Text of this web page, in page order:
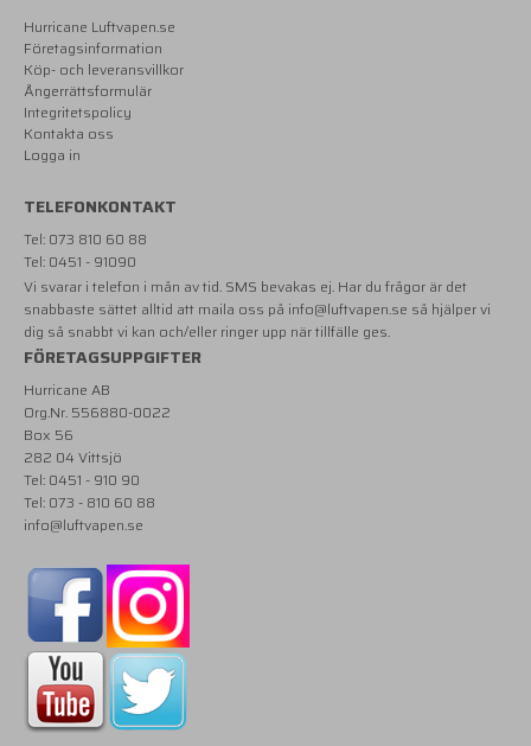
Hurricane Luftvapen.se
Företagsinformation
Köp- och leveransvillkor
Ångerrättsformulär
Integritetspolicy
Kontakta oss
Logga in
TELEFONKONTAKT
Tel: 073 810 60 88
Tel: 0451 - 91090
Vi svarar i telefon i mån av tid. SMS bevakas ej. Har du frågor är det
snabbaste sättet alltid att maila oss på info@luftvapen.se så hjälper vi
dig så snabbt vi kan och/eller ringer upp när tillfälle ges.
FÖRETAGSUPPGIFTER
Hurricane AB
Org.Nr. 556880-0022
Box 56
282 04 Vittsjö
Tel: 0451 - 910 90
Tel: 073 - 810 60 88
info@luftvapen.se